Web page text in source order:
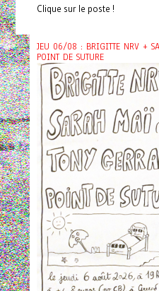
Clique sur le poste !
JEU 06/08 : BRIGITTE NRV +
POINT DE SUTURE